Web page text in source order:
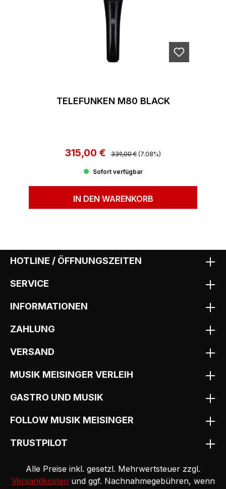
TELEFUNKEN M80 BLACK
Verkaufspreis:
315,00 € Regulärer Preis:
339,00 € (7.08%)
Sofort verfügbar
IN DEN WARENKORB
HOTLINE / ÖFFNUNGSZEITEN
SERVICE
INFORMATIONEN
ZAHLUNG
VERSAND
MUSIK MEISINGER VERLEIH
GASTRO UND MUSIK
FOLLOW MUSIK MEISINGER
TRUSTPILOT
Alle Preise inkl. gesetzl. Mehrwertsteuer zzgl.
Versandkosten und ggf. Nachnahmegebühren, wenn